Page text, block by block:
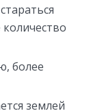
более
землей